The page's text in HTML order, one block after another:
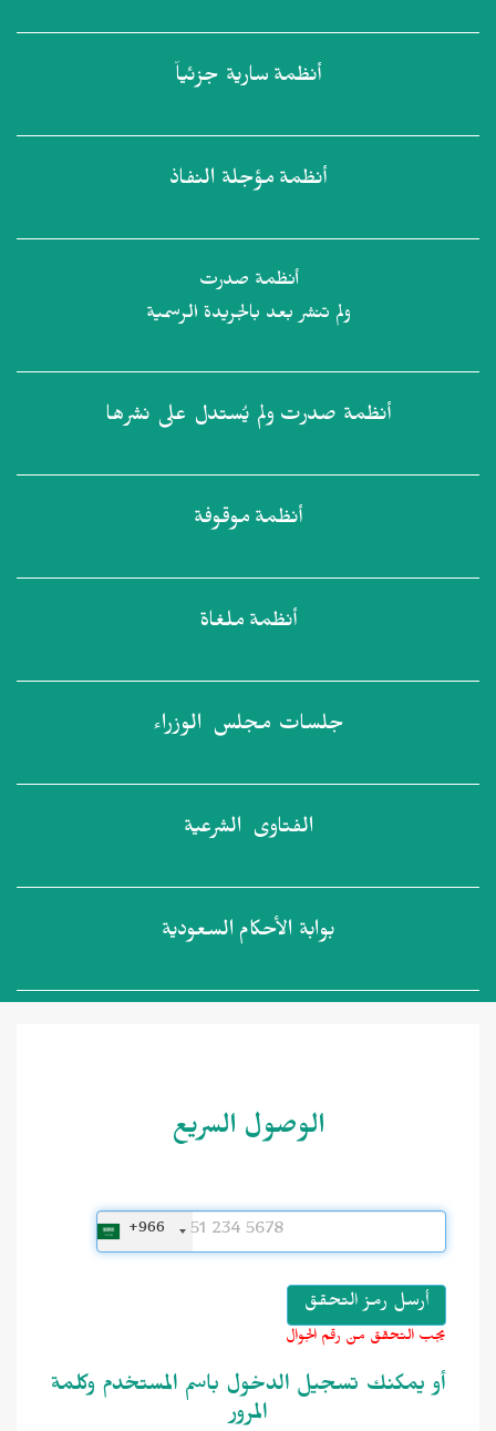
أنظمة سارية جزئياً
أنظمة مؤجلة النفاذ
أنظمة صدرت
ولم تنشر بعد بالجريدة الرسمية
أنظمة صدرت ولم يُستدل على نشرها
أنظمة موقوفة
أنظمة ملغاة
جلسات مجلس الوزراء
الفتاوى الشرعية
بوابة الأحكام السعودية
الوصول السريع
+966
يجب التحقق من رقم الجوال
أو يمكنك تسجيل الدخول باسم المستخدم وكلمة
المرور